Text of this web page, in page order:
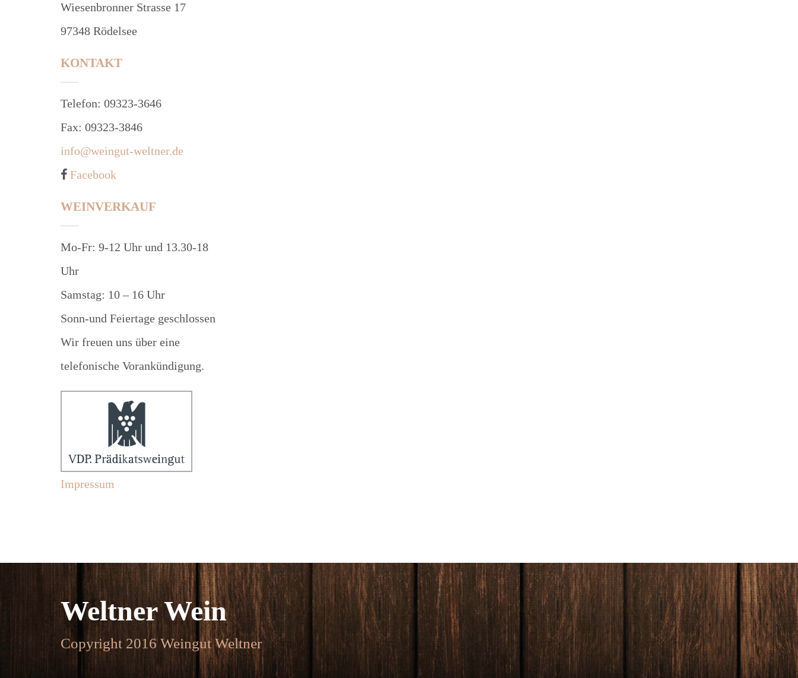
Wiesenbronner Strasse 17
97348 Rödelsee
KONTAKT
Telefon: 09323-3646
Fax: 09323-3846
info@weingut-weltner.de
Facebook
WEINVERKAUF
Mo-Fr: 9-12 Uhr und 13.30-18
Uhr
Samstag: 10 – 16 Uhr
Sonn-und Feiertage geschlossen
Wir freuen uns über eine
telefonische Vorankündigung.
Impressum
Weltner Wein
Copyright 2016 Weingut Weltner